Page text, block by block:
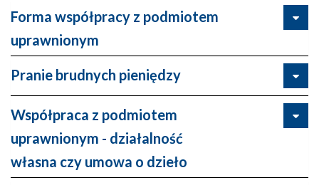
Forma współpracy z podmiotem
uprawnionym
Pranie brudnych pieniędzy
Współpraca z podmiotem
uprawnionym - działalność
własna czy umowa o dzieło